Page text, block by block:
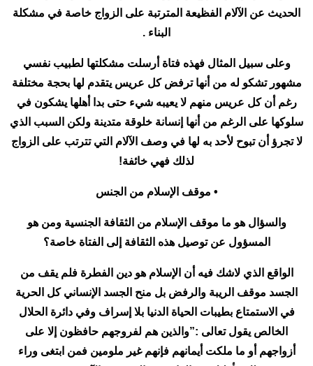
الحديث عن الآلام الفظيعة المترتبة على الزواج خاصة في مشكلة
البناء .
وعلى سبيل المثال فهذه فتاة أرسلت مشكلتها لطبيب نفسي
مشهور تشكو له من أنها ترفض كل عريس يتقدم لها بحجة مختلفة
رغم أن كل عريس منهم لا يعيبه شيء حتى بدا أهلها يشكون في
سلوكها على الرغم من أنها إنسانة خلوقة متدينة ولكن السبب الذي
لا تجرؤ أن تبوح لأحد به لها في وصف الآلام التي تترتب على الزواج
لذلك فهي خائفة!
• موقف الإسلام من الجنس
والسؤال هو ما موقف الإسلام من الثقافة الجنسية ومن هو
المسؤول عن توصيل هذه الثقافة إلى الفتاة خاصة؟
الواقع الذي لاشك فيه أن الإسلام هو دين الفطرة فلم يقف من
الجسد موقف الريبة والرفض بل منح الجسد الإنساني كل الحرية
في الاستمتاع بطيبات الحياة الدنيا بلا إسراف وفي دائرة الحلال
الخالص يقول تعالى :”والذين هم لفروجهم حافظون إلا على
أزواجهم أو ما ملكت أيمانهم فإنهم غير ملومين فمن ابتغى وراء